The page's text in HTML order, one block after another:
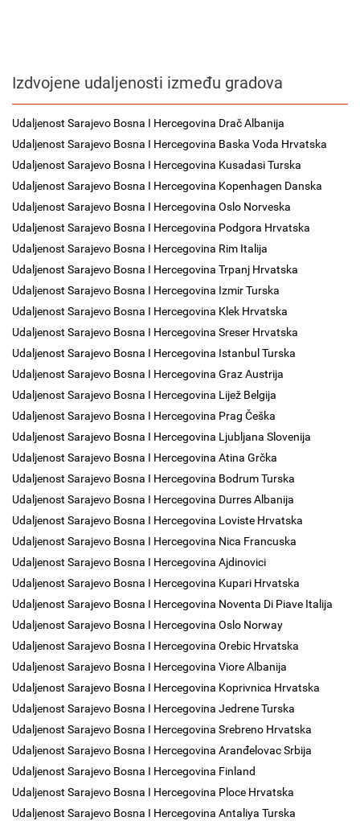
Izdvojene udaljenosti između gradova
Udaljenost Sarajevo Bosna I Hercegovina Drač Albanija
Udaljenost Sarajevo Bosna I Hercegovina Baska Voda Hrvatska
Udaljenost Sarajevo Bosna I Hercegovina Kusadasi Turska
Udaljenost Sarajevo Bosna I Hercegovina Kopenhagen Danska
Udaljenost Sarajevo Bosna I Hercegovina Oslo Norveska
Udaljenost Sarajevo Bosna I Hercegovina Podgora Hrvatska
Udaljenost Sarajevo Bosna I Hercegovina Rim Italija
Udaljenost Sarajevo Bosna I Hercegovina Trpanj Hrvatska
Udaljenost Sarajevo Bosna I Hercegovina Izmir Turska
Udaljenost Sarajevo Bosna I Hercegovina Klek Hrvatska
Udaljenost Sarajevo Bosna I Hercegovina Sreser Hrvatska
Udaljenost Sarajevo Bosna I Hercegovina Istanbul Turska
Udaljenost Sarajevo Bosna I Hercegovina Graz Austrija
Udaljenost Sarajevo Bosna I Hercegovina Lijež Belgija
Udaljenost Sarajevo Bosna I Hercegovina Prag Češka
Udaljenost Sarajevo Bosna I Hercegovina Ljubljana Slovenija
Udaljenost Sarajevo Bosna I Hercegovina Atina Grčka
Udaljenost Sarajevo Bosna I Hercegovina Bodrum Turska
Udaljenost Sarajevo Bosna I Hercegovina Durres Albanija
Udaljenost Sarajevo Bosna I Hercegovina Loviste Hrvatska
Udaljenost Sarajevo Bosna I Hercegovina Nica Francuska
Udaljenost Sarajevo Bosna I Hercegovina Ajdinovici
Udaljenost Sarajevo Bosna I Hercegovina Kupari Hrvatska
Udaljenost Sarajevo Bosna I Hercegovina Noventa Di Piave Italija
Udaljenost Sarajevo Bosna I Hercegovina Oslo Norway
Udaljenost Sarajevo Bosna I Hercegovina Orebic Hrvatska
Udaljenost Sarajevo Bosna I Hercegovina Viore Albanija
Udaljenost Sarajevo Bosna I Hercegovina Koprivnica Hrvatska
Udaljenost Sarajevo Bosna I Hercegovina Jedrene Turska
Udaljenost Sarajevo Bosna I Hercegovina Srebreno Hrvatska
Udaljenost Sarajevo Bosna I Hercegovina Aranđelovac Srbija
Udaljenost Sarajevo Bosna I Hercegovina Finland
Udaljenost Sarajevo Bosna I Hercegovina Ploce Hrvatska
Udaljenost Sarajevo Bosna I Hercegovina Antaliya Turska